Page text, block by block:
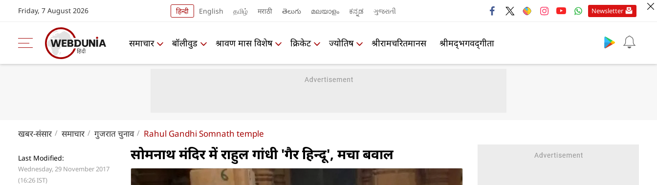
Friday, 7 August 2026 हिन्दी English தமிழ் मराठी తెలుగు മലയാളം ಕನ್ನಡ ગુજરાતી Newsletter
समाचार बॉलीवुड श्रावण मास विशेष क्रिकेट ज्योतिष श्रीरामचरितमानस श्रीमद्‍भगवद्‍गीता
खबर-संसार समाचार गुजरात चुनाव Rahul Gandhi Somnath temple
Last Modified:
Wednesday, 29 November 2017
(16:26 IST)
सोमनाथ मंदिर में राहुल गांधी 'गैर हिन्दू', मचा बवाल